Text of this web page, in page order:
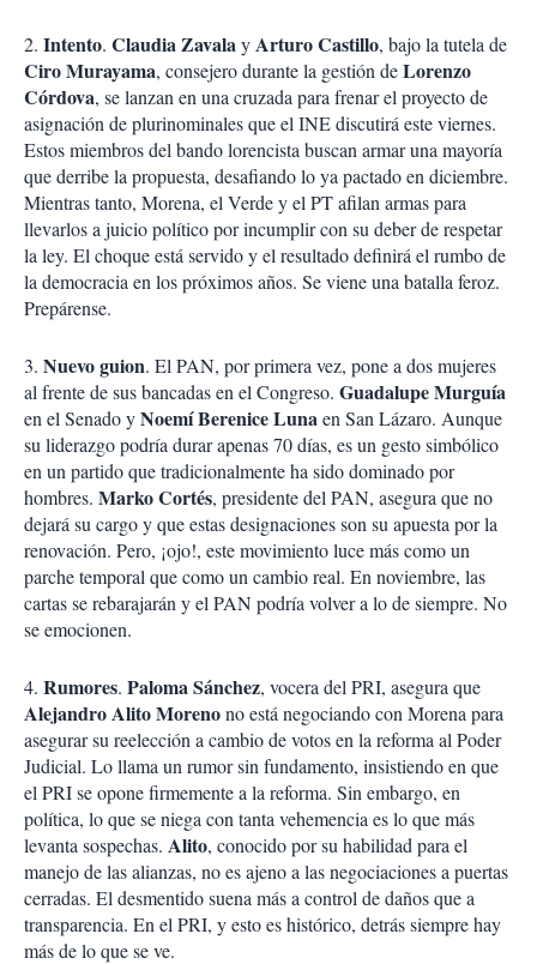
2. Intento. Claudia ZavalayArturo Castillo, bajo la tutela de
Ciro Murayama, consejero durante la gestión deLorenzo
Córdova, se lanzan en una cruzada para frenar el proyecto de
asignación de plurinominales que el INE discutirá este viernes.
Estos miembros del bando lorencista buscan armar una mayoría
que derribe la propuesta, desafiando lo ya pactado en diciembre.
Mientras tanto, Morena, el Verde y el PT afilan armas para
llevarlos a juicio político por incumplir con su deber de respetar
la ley. El choque está servido y el resultado definirá el rumbo de
la democracia en los próximos años. Se viene una batalla feroz.
Prepárense.
3. Nuevo guion. El PAN, por primera vez, pone a dos mujeres
al frente de sus bancadas en el Congreso. Guadalupe Murguía
en el Senado yNoemí Berenice Lunaen San Lázaro. Aunque
su liderazgo podría durar apenas 70 días, es un gesto simbólico
en un partido que tradicionalmente ha sido dominado por
hombres. Marko Cortés, presidente del PAN, asegura que no
dejará su cargo y que estas designaciones son su apuesta por la
renovación. Pero, ¡ojo!, este movimiento luce más como un
parche temporal que como un cambio real. En noviembre, las
cartas se rebarajarán y el PAN podría volver a lo de siempre. No
se emocionen.
4. Rumores. Paloma Sánchez, vocera del PRI, asegura que
Alejandro Alito Morenono está negociando con Morena para
asegurar su reelección a cambio de votos en la reforma al Poder
Judicial. Lo llama un rumor sin fundamento, insistiendo en que
el PRI se opone firmemente a la reforma. Sin embargo, en
política, lo que se niega con tanta vehemencia es lo que más
levanta sospechas. Alito, conocido por su habilidad para el
manejo de las alianzas, no es ajeno a las negociaciones a puertas
cerradas. El desmentido suena más a control de daños que a
transparencia. En el PRI, y esto es histórico, detrás siempre hay
más de lo que se ve.